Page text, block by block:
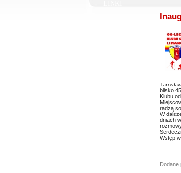
blisko
Klubu
radzą
W
dniach
Wstęp
Dodane